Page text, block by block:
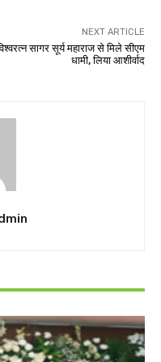
NEXT ARTICLE
सागर सूर्य महाराज से मिले सीएम
धामी, लिया आशीर्वाद